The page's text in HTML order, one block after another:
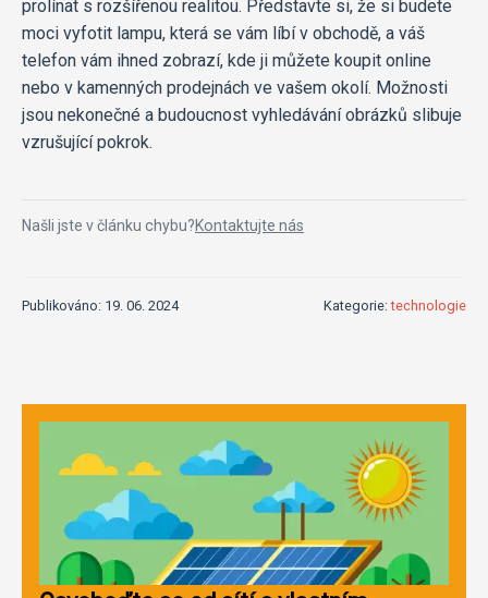
prolínat s rozšířenou realitou. Představte si, že si budete
moci vyfotit lampu, která se vám líbí v obchodě, a váš
telefon vám ihned zobrazí, kde ji můžete koupit online
nebo v kamenných prodejnách ve vašem okolí. Možnosti
jsou nekonečné a budoucnost vyhledávání obrázků slibuje
vzrušující pokrok.
Našli jste v článku chybu?Kontaktujte nás
Publikováno: 19. 06. 2024 Kategorie:technologie